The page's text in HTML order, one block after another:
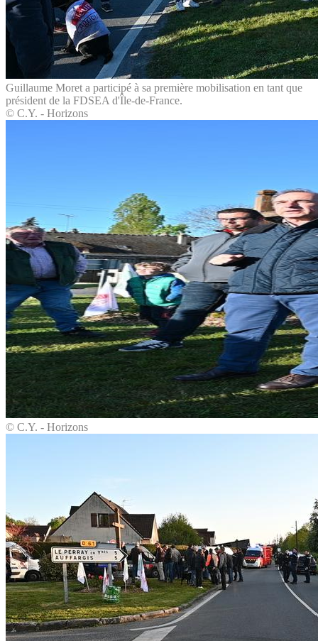
Guillaume Moret a participé à sa première mobilisation en tant que
président de la FDSEA d'Île-de-France.
© C.Y. - Horizons
© C.Y. - Horizons